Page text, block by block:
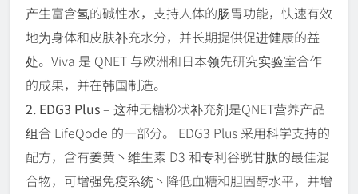
产生富含氢的碱性水，支持人体的肠胃功能，快速有效
地为身体和皮肤补充水分，并长期提供促进健康的益
处。Viva 是 QNET 与欧洲和日本领先研究实验室合作
的成果，并在韩国制造。
2. EDG3 Plus– 这种无糖粉状补充剂是QNET营养产品
组合 LifeQode 的一部分。 EDG3 Plus 采用科学支持的
配方，含有姜黄丶维生素 D3 和专利谷胱甘肽的最佳混
合物，可增强免疫系统丶降低血糖和胆固醇水平，并增